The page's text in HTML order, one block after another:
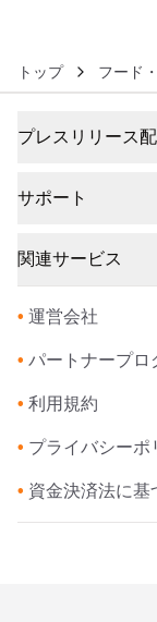
トップ フード
プレスリリース
サポート
関連サービス
• 運営会社
• パートナープロ
• 利用規約
• プライバシーポ
• 資金決済法に基